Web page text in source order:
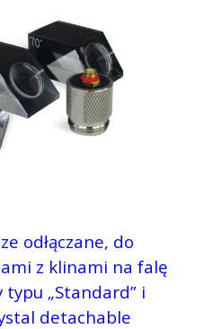
odłączane, do
z klinami na falę
„Standard” i
detachable